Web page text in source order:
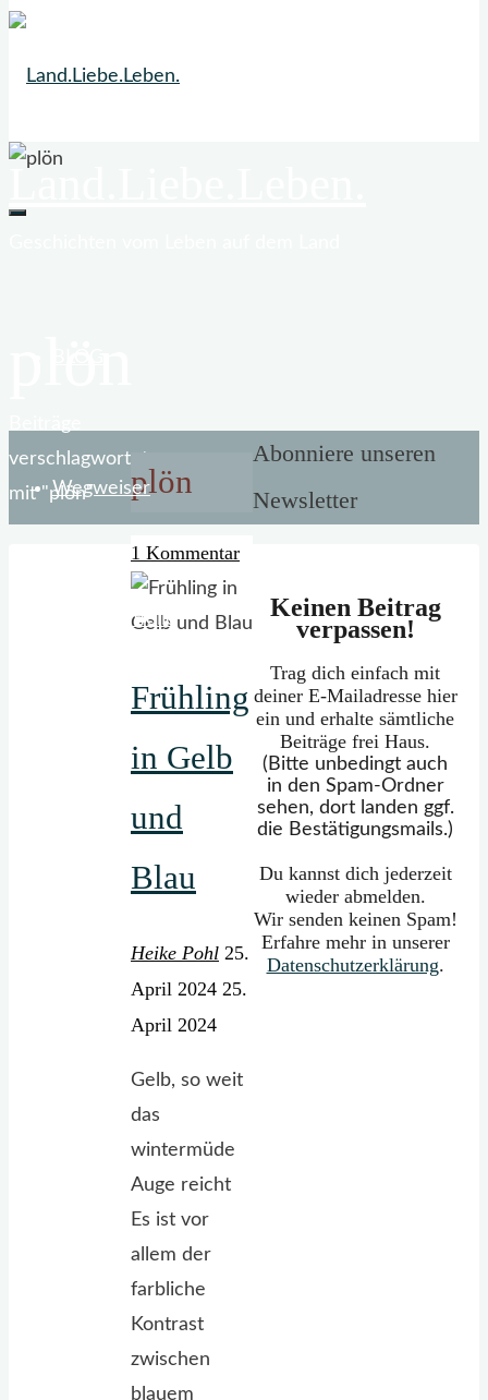
Land.Liebe.Leben.
Wegweiser
Mein Portfolio
verschlagwortet
mit "plön"
plön
1 Kommentar
Frühling
in Gelb
und
Blau
Heike Pohl 25.
April 2024 25.
April 2024
Gelb, so weit
das
wintermüde
Auge reicht
Es ist vor
allem der
farbliche
Kontrast
zwischen
blauem
Abonniere unseren
Newsletter
Keinen Beitrag
verpassen!
Trag dich einfach mit
deiner E-Mailadresse hier
ein und erhalte sämtliche
Beiträge frei Haus.
(Bitte unbedingt auch
in den Spam-Ordner
sehen, dort landen ggf.
die Bestätigungsmails.)
Du kannst dich jederzeit
wieder abmelden.
Wir senden keinen Spam!
Erfahre mehr in unserer
Datenschutzerklärung.